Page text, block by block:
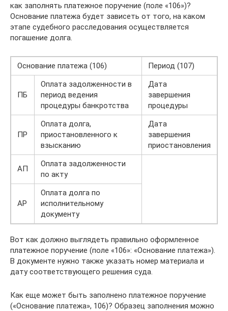
как заполнять платежное поручение (поле «106»)?
Основание платежа будет зависеть от того, на каком
этапе судебного расследования осуществляется
погашение долга.
Основание платежа (106) Период (107)
ПБ
Оплата задолженности в
период ведения
процедуры банкротства
Дата
завершения
процедуры
ПР
Оплата долга,
приостановленного к
взысканию
Дата
завершения
приостановления
АП
Оплата задолженности
по акту
АР
Оплата долга по
исполнительному
документу
Вот как должно выглядеть правильно оформленное
платежное поручение (поле «106»: «Основание платежа»).
В документе нужно также указать номер материала и
дату соответствующего решения суда.
Как еще может быть заполнено платежное поручение
(«Основание платежа», 106)? Образец заполнения можно